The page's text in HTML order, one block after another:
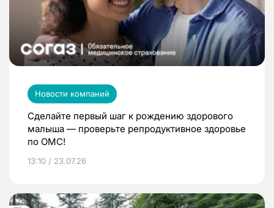
Новости компаний
Сделайте первый шаг к рождению здорового
малыша — проверьте репродуктивное здоровье
по ОМС!
13:10 / 23.07.26